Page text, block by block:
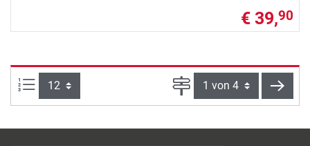
€ 39,90
Artikel pro Seite: Seite